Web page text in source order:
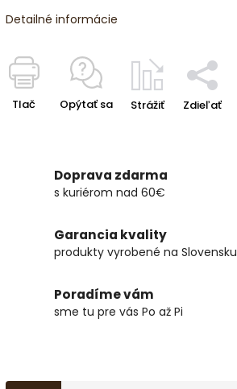
Detailné informácie
Tlač Opýtať sa Strážiť Zdieľať
Doprava zdarma
s kuriérom nad 60€
Garancia kvality
produkty vyrobené na Slovensku
Poradíme vám
sme tu pre vás Po až Pi